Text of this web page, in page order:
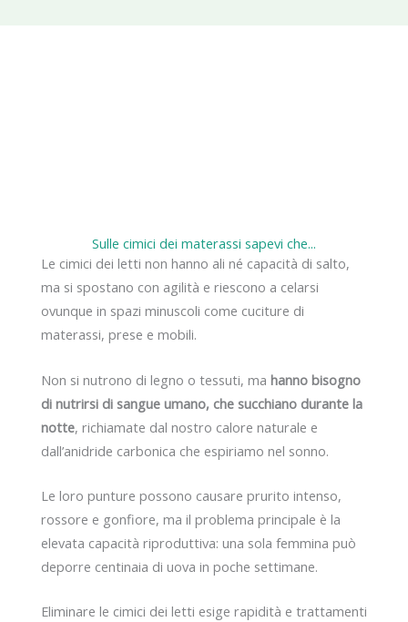
Sulle cimici dei materassi sapevi che...
Le cimici dei letti non hanno ali né capacità di salto,
ma si spostano con agilità e riescono a celarsi
ovunque in spazi minuscoli come cuciture di
materassi, prese e mobili.
Non si nutrono di legno o tessuti, ma hanno bisogno
di nutrirsi di sangue umano, che succhiano durante la
notte, richiamate dal nostro calore naturale e
dall’anidride carbonica che espiriamo nel sonno.
Le loro punture possono causare prurito intenso,
rossore e gonfiore, ma il problema principale è la
elevata capacità riproduttiva: una sola femmina può
deporre centinaia di uova in poche settimane.
Eliminare le cimici dei letti esige rapidità e trattamenti